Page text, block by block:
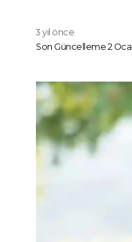
Son Güncelleme 2
3 yıl önce